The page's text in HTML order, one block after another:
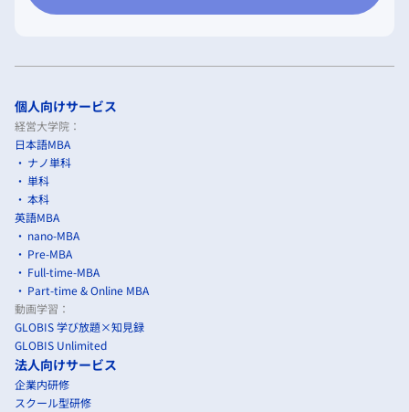
個人向けサービス
経営大学院：
日本語MBA
ナノ単科
単科
本科
英語MBA
nano-MBA
Pre-MBA
Full-time-MBA
Part-time & Online MBA
動画学習：
GLOBIS 学び放題×知見録
GLOBIS Unlimited
法人向けサービス
企業内研修
スクール型研修